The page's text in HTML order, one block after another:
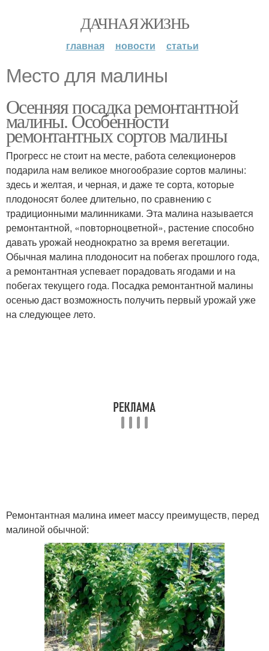
ДАЧНАЯ ЖИЗНЬ
главная новости статьи
Место для малины
Осенняя посадка ремонтантной
малины. Особенности
ремонтантных сортов малины
Прогресс не стоит на месте, работа селекционеров
подарила нам великое многообразие сортов малины:
здесь и желтая, и черная, и даже те сорта, которые
плодоносят более длительно, по сравнению с
традиционными малинниками. Эта малина называется
ремонтантной, «повторноцветной», растение способно
давать урожай неоднократно за время вегетации.
Обычная малина плодоносит на побегах прошлого года,
а ремонтантная успевает порадовать ягодами и на
побегах текущего года. Посадка ремонтантной малины
осенью даст возможность получить первый урожай уже
на следующее лето.
Ремонтантная малина имеет массу преимуществ, перед
малиной обычной: